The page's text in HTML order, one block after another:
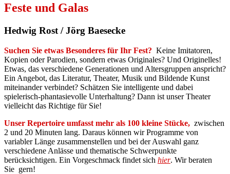
Feste und Galas
Hedwig Rost / Jörg Baesecke
Suchen Sie etwas Besonderes für Ihr Fest? Keine Imitatoren,
Kopien oder Parodien, sondern etwas Originales? Und Originelles!
Etwas, das verschiedene Generationen und Altersgruppen anspricht?
Ein Angebot, das Literatur, Theater, Musik und Bildende Kunst
miteinander verbindet? Schätzen Sie intelligente und dabei
spielerisch-phantasievolle Unterhaltung? Dann ist unser Theater
vielleicht das Richtige für Sie!
Unser Repertoire umfasst mehr als 100 kleine Stücke, zwischen
2 und 20 Minuten lang. Daraus können wir Programme von
variabler Länge zusammenstellen und bei der Auswahl ganz
verschiedene Anlässe und thematische Schwerpunkte
berücksichtigen. Ein Vorgeschmack findet sich hier. Wir beraten
Sie gern!